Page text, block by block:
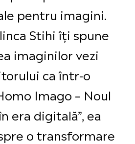
pentru imagini.
Stihi îți spune
imaginilor vezi
ca într-o
Imago – Noul
era digitală”, ea
o transformare